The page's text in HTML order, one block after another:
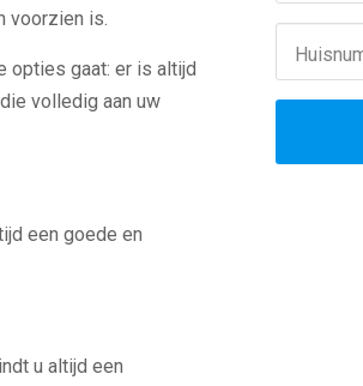
voorzien is.
opties gaat: er is altijd
volledig aan uw
een goede en
u altijd een